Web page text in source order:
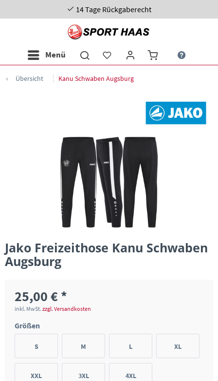
14 Tage Rückgaberecht
Menü
Übersicht Kanu Schwaben Augsburg
Jako Freizeithose Kanu Schwaben
Augsburg
25,00 € *
inkl. MwSt. zzgl. Versandkosten
Größen
S M L XL
XXL 3XL 4XL